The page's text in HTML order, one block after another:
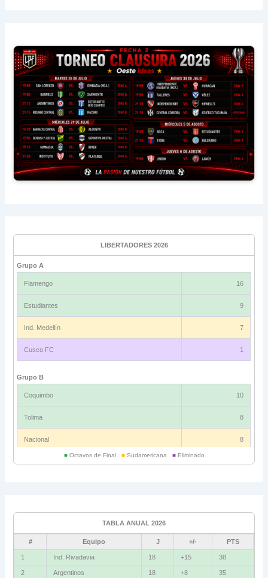
LIBERTADORES 2026
Grupo A
Flamengo 16
Estudiantes 9
Ind. Medellín 7
Cusco FC 1
Grupo B
Coquimbo 10
Tolima 8
Nacional 8
Bolívar 5
La Guaira
■Octavos de Final ■Sudamericana ■Eliminado
TABLA ANUAL 2026
# Equipo J +/- PTS
1 Ind. Rivadavia 18 +15 38
2 Argentinos 18 +8 35